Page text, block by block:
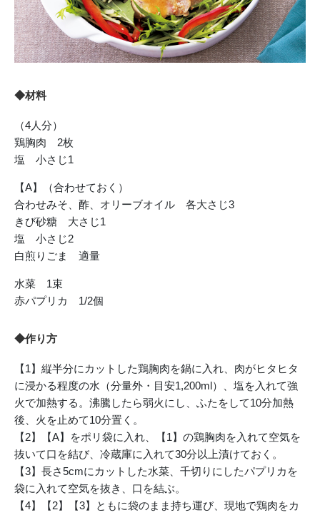
◆材料
（4人分）
鶏胸肉 2枚
塩 小さじ1
【A】（合わせておく）
合わせみそ、酢、オリーブオイル 各大さじ3
きび砂糖 大さじ1
塩 小さじ2
白煎りごま 適量
水菜 1束
赤パプリカ 1/2個
◆作り方
【1】縦半分にカットした鶏胸肉を鍋に入れ、肉がヒタヒタ
に浸かる程度の水（分量外・目安1,200ml）、塩を入れて強
火で加熱する。沸騰したら弱火にし、ふたをして10分加熱
後、火を止めて10分置く。
【2】【A】をポリ袋に入れ、【1】の鶏胸肉を入れて空気を
抜いて口を結び、冷蔵庫に入れて30分以上漬けておく。
【3】長さ5cmにカットした水菜、千切りにしたパプリカを
袋に入れて空気を抜き、口を結ぶ。
【4】【2】【3】ともに袋のまま持ち運び、現地で鶏肉をカ